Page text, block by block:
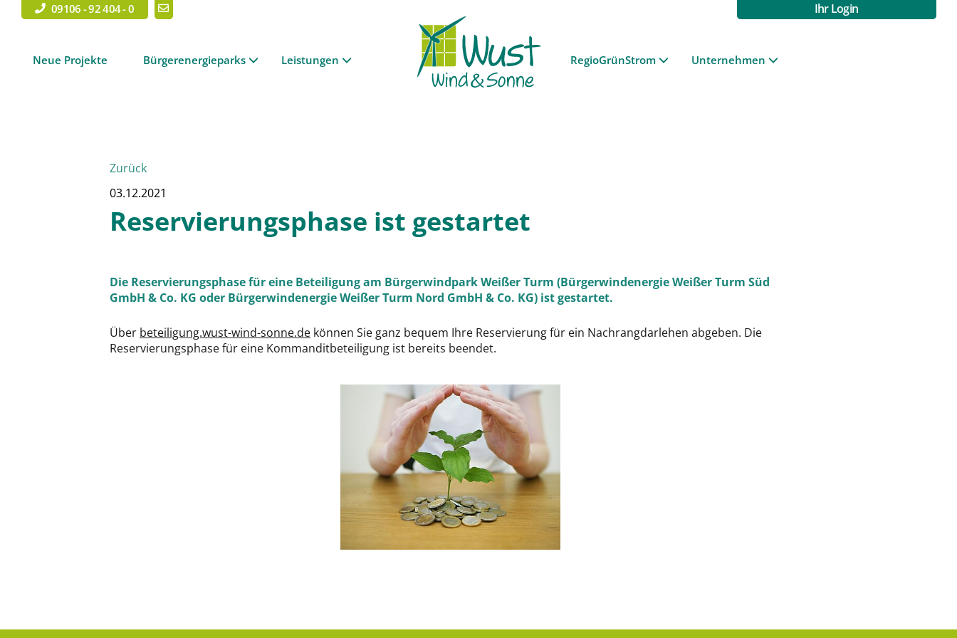
09106 - 92 404 - 0 Ihr Login
Neue Projekte Bürgerenergieparks Leistungen RegioGrünStrom Unternehmen
Zurück
03.12.2021
Reservierungsphase ist gestartet
Die Reservierungsphase für eine Beteiligung am Bürgerwindpark Weißer Turm (Bürgerwindenergie Weißer Turm Süd
GmbH & Co. KG oder Bürgerwindenergie Weißer Turm Nord GmbH & Co. KG) ist gestartet.
Über beteiligung.wust-wind-sonne.de können Sie ganz bequem Ihre Reservierung für ein Nachrangdarlehen abgeben. Die
Reservierungsphase für eine Kommanditbeteiligung ist bereits beendet.